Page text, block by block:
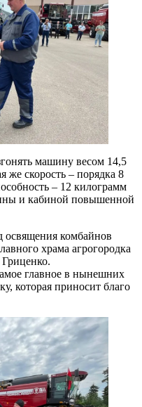
машину весом 14,5
же скорость – порядка 8
– 12 килограмм
и кабиной повышенной
освящения комбайнов
храма агрогородка
главное в нынешних
которая приносит благо